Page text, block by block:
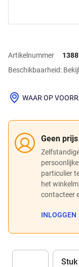
Artikelnummer
Beschikbaarheid:
Geen
particulier
het
contacteer
INLOGGEN
WAAR OP
Eenheid
Stuk